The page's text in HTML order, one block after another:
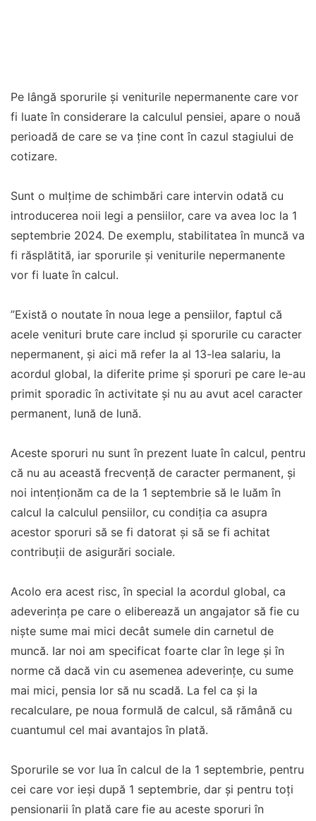
Pe lângă sporurile și veniturile nepermanente care vor
fi luate în considerare la calculul pensiei, apare o nouă
perioadă de care se va ține cont în cazul stagiului de
cotizare.
Sunt o mulțime de schimbări care intervin odată cu
introducerea noii legi a pensiilor, care va avea loc la 1
septembrie 2024. De exemplu, stabilitatea în muncă va
fi răsplătită, iar sporurile și veniturile nepermanente
vor fi luate în calcul.
”Există o noutate în noua lege a pensiilor, faptul că
acele venituri brute care includ și sporurile cu caracter
nepermanent, și aici mă refer la al 13-lea salariu, la
acordul global, la diferite prime și sporuri pe care le-au
primit sporadic în activitate și nu au avut acel caracter
permanent, lună de lună.
Aceste sporuri nu sunt în prezent luate în calcul, pentru
că nu au această frecvență de caracter permanent, și
noi intenționăm ca de la 1 septembrie să le luăm în
calcul la calculul pensiilor, cu condiția ca asupra
acestor sporuri să se fi datorat și să se fi achitat
contribuții de asigurări sociale.
Acolo era acest risc, în special la acordul global, ca
adeverința pe care o eliberează un angajator să fie cu
niște sume mai mici decât sumele din carnetul de
muncă. Iar noi am specificat foarte clar în lege și în
norme că dacă vin cu asemenea adeverințe, cu sume
mai mici, pensia lor să nu scadă. La fel ca și la
recalculare, pe noua formulă de calcul, să rămână cu
cuantumul cel mai avantajos în plată.
Sporurile se vor lua în calcul de la 1 septembrie, pentru
cei care vor ieși după 1 septembrie, dar și pentru toți
pensionarii în plată care fie au aceste sporuri în